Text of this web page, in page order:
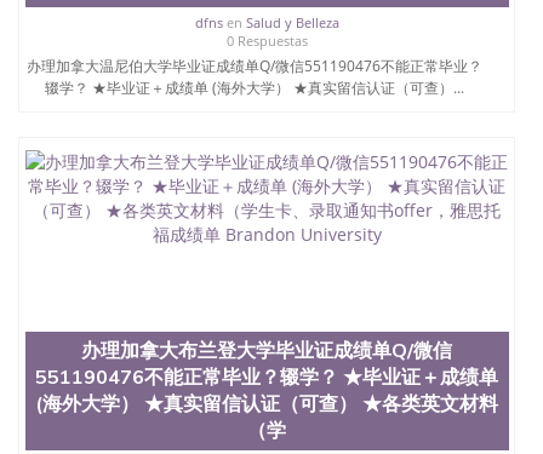
dfnsen Salud y Belleza
0 Respuestas
办理加拿大温尼伯大学毕业证成绩单Q/微信551190476不能正常毕业？
辍学？ ★毕业证＋成绩单 (海外大学） ★真实留信认证（可查）...
办理加拿大布兰登大学毕业证成绩单Q/微信
551190476不能正常毕业？辍学？ ★毕业证＋成绩单
(海外大学） ★真实留信认证（可查） ★各类英文材料
（学